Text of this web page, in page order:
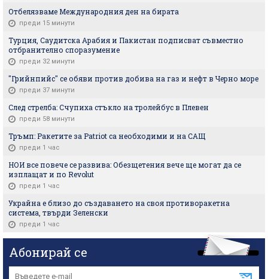
Отбелязваме Международния ден на бирата
преди 15 минути
Турция, Саудитска Арабия и Пакистан подписват съвместно
отбранително споразумение
преди 32 минути
"Грийнпийс" се обяви против добива на газ и нефт в Черно море
преди 37 минути
След стрелба: Счупиха стъкло на тролейбус в Плевен
преди 58 минути
Тръмп: Ракетите за Patriot са необходими и на САЩ
преди 1 час
НОИ все повече се развива: Обезщетения вече ще могат да се
изплащат и по Revolut
преди 1 час
Украйна е близо до създаването на своя противоракетна
система, твърди Зеленски
преди 1 час
Абонирай се